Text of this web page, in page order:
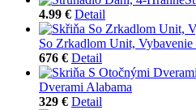
4.99 € Detail
So Zrkadlom Unit, Vybavenie
676 € Detail
Dverami Alabama
329 € Detail